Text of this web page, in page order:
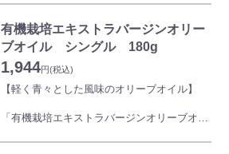
24 時間以内に 搾油されたエキストラバージ
ンオリーブオイルです。
フルーティでコクがあり、 ガスパチョなど
野菜の強い 生命力を味わうレシピにぴった
り。 全粒粉や天然酵母などのパンにつける
味が出てきます。
有機栽培エキストラバージンオリー
ブオイル シングル 180g
1,944円(税込)
【軽く青々とした風味のオリーブオイル】
「有機栽培エキストラバージンオリーブオイ
ドゥーラ州政府が有機認証した農園で栽培さ